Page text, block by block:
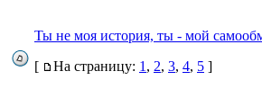
Ты не моя история, ты - мой
[
На страницу: 1 , 2, 3, 4, 5 ]